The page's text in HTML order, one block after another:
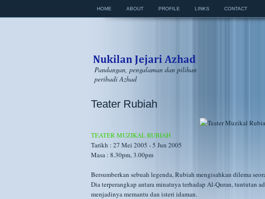
HOME ABOUT PROFILE LINKS CONTACT
Pandangan, pengalaman dan pilihan
peribadi Azhad
Teater Rubiah
TEATER MUZIKAL RUBIAH
Tarikh : 27 Mei 2005 - 5 Jun 2005
Masa : 8.30pm, 3.00pm
Bersumberkan sebuah legenda, Rubiah mengisahkan dilema
Dia terperangkap antara minatnya terhadap Al-Quran, tuntutan
menjadinya memantu dan isteri idaman.